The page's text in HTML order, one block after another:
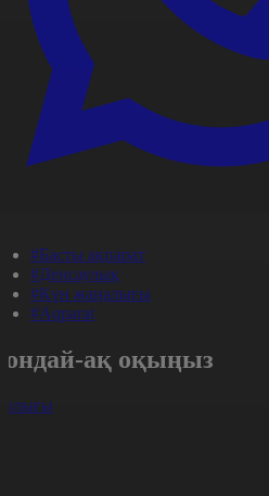
#Басты ақпарат
#Денсаулық
#Күн жаңалығы
#Aqparat
ақ оқыңыз